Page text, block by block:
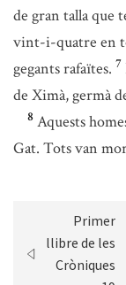
de gran talla que
vint-i-quatre en
gegants rafaïtes. 7
de Ximà, germà
8 Aquests
Gat. Tots van
Primer
llibre de les
Cròniques